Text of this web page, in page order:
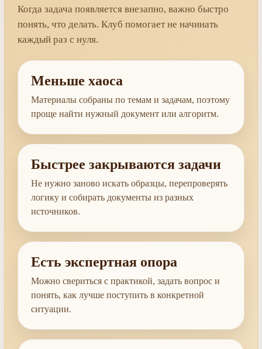
Когда задача появляется внезапно, важно быстро
понять, что делать. Клуб помогает не начинать
каждый раз с нуля.
Меньше хаоса
Материалы собраны по темам и задачам, поэтому
проще найти нужный документ или алгоритм.
Быстрее закрываются задачи
Не нужно заново искать образцы, перепроверять
логику и собирать документы из разных
источников.
Есть экспертная опора
Можно свериться с практикой, задать вопрос и
понять, как лучше поступить в конкретной
ситуации.